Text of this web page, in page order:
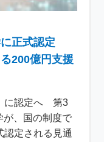
正式認定
200億円支援
に認定へ 第3
が、国の制度で
認定される見通